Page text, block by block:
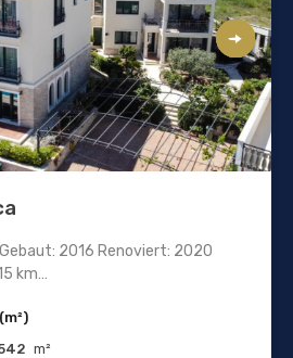
2016 Renoviert: 2020
km…
m²